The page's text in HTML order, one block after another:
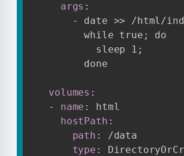
args :
-
date >> /html/
        while true; do
          sleep 1;
        done
volumes :
-
name :
html
hostPath :
path :
/data
type :